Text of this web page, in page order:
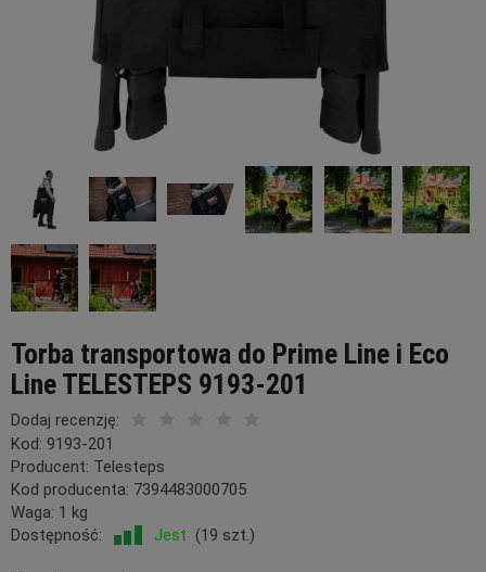
Torba transportowa do Prime Line i Eco
Line TELESTEPS 9193-201
Dodaj recenzję:
Kod: 9193-201
Producent: Telesteps
Kod producenta: 7394483000705
Waga: 1 kg
Dostępność:
Jest (19 szt.)